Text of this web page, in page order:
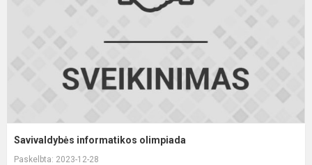
Savivaldybės informatikos olimpiada
Paskelbta: 2023-12-28